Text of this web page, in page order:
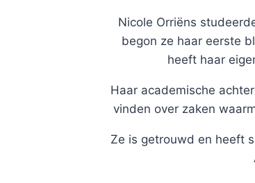
Nicole Orriëns
begon ze haar eerste
heeft haar
Haar academische
vinden over zaken
Ze is getrouwd en heeft